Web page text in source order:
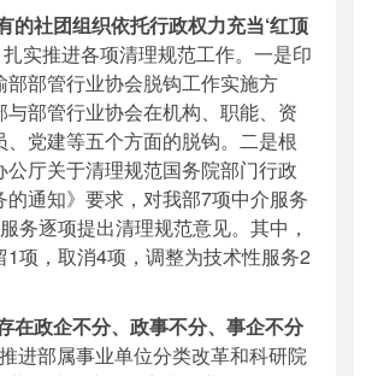
的社团组织依托行政权力充当‘红顶
扎实推进各项清理规范工作。一是印
部部管行业协会脱钩工作实施方
与部管行业协会在机构、职能、资
、党建等五个方面的脱钩。二是根
公厅关于清理规范国务院部门行政
的通知》要求，对我部7项中介服务
务逐项提出清理规范意见。其中，
1项，取消4项，调整为技术性服务2
在政企不分、政事不分、事企不分
推进部属事业单位分类改革和科研院